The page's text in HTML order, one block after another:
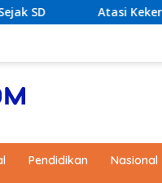
BPBD
Pendidikan Nasional